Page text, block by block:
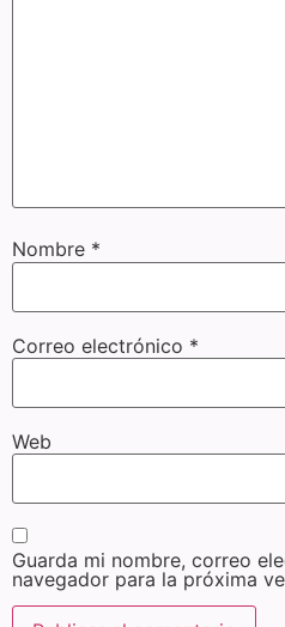
Nombre *
Correo electrónico *
Web
Guarda mi nombre, correo
navegador para la próxima